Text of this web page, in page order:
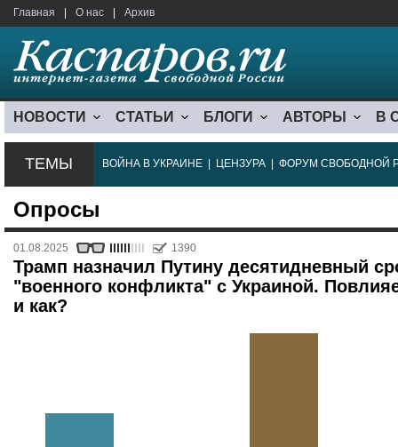
Главная О нас Архив
НОВОСТИ СТАТЬИ БЛОГИ АВТОРЫ В
ТЕМЫ ВОЙНА В УКРАИНЕ ЦЕНЗУРА ФОРУМ СВОБОДНОЙ
Опросы
01.08.2025 1390
Трамп назначил Путину десятидневный
"военного конфликта" с Украиной.
и как?